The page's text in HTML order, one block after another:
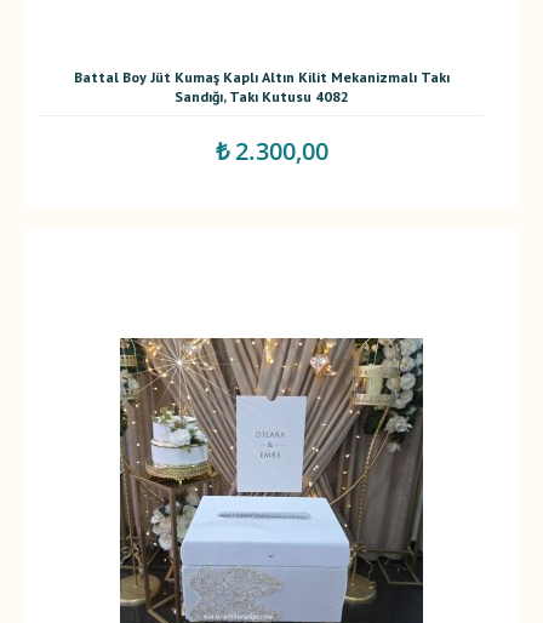
Battal Boy Jüt Kumaş Kaplı Altın Kilit Mekanizmalı Takı
Sandığı, Takı Kutusu 4082
₺ 2.300,00